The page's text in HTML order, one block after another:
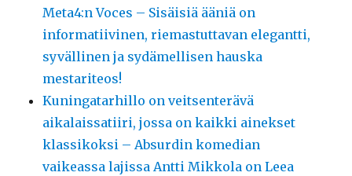
Meta4:n Voces – Sisäisiä ääniä on
informatiivinen, riemastuttavan elegantti,
syvällinen ja sydämellisen hauska
mestariteos!
Kuningatarhillo on veitsenterävä
aikalaissatiiri, jossa on kaikki ainekset
klassikoksi – Absurdin komedian
vaikeassa lajissa Antti Mikkola on Leea